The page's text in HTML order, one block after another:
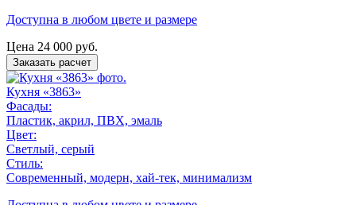
Доступна в любом цвете и размере
Цена 24 000 руб.
Заказать расчет
Кухня «3863»
Фасады:
Пластик, акрил, ПВХ, эмаль
Цвет:
Светлый, серый
Стиль:
Современный, модерн, хай-тек, минимализм